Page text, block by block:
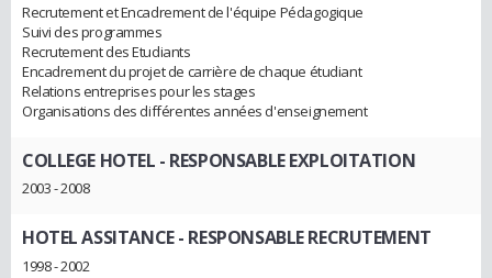
Recrutement et Encadrement de l'équipe Pédagogique
Suivi des programmes
Recrutement des Etudiants
Encadrement du projet de carrière de chaque étudiant
Relations entreprises pour les stages
Organisations des différentes années d'enseignement
COLLEGE HOTEL - RESPONSABLE EXPLOITATION
2003 - 2008
HOTEL ASSITANCE- RESPONSABLE RECRUTEMENT
1998 - 2002